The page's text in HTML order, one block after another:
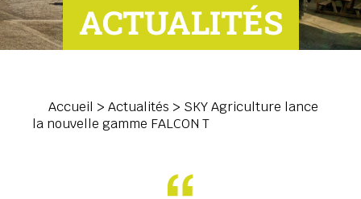
ACTUALITÉS
Accueil > Actualités > SKY Agriculture lance
la nouvelle gamme FALCON T